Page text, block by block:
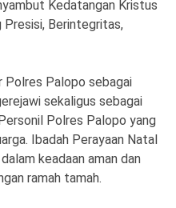
Kedatangan Kristus
Presisi, Berintegritas,
Polres Palopo sebagai
sekaligus sebagai
Polres Palopo yang
Ibadah Perayaan Natal
keadaan aman dan
ramah tamah.